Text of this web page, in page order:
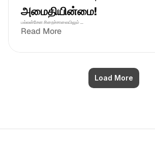
அமைதியின்மை!
பல்லன்சேன சிறைச்சாலையிலும் ...
Read More
Load More